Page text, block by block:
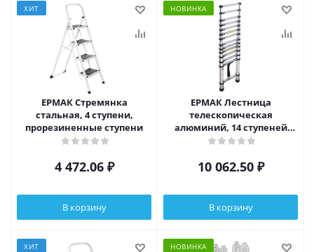
ХИТ
ЕРМАК Стремянка
стальная, 4 ступени,
прорезиненные ступени
4 472.06₽
В корзину
НОВИНКА
ЕРМАК Лестница
телескопическая
алюминий, 14 ступеней
(5,4м)
10 062.50₽
В корзину
ХИТ НОВИНКА